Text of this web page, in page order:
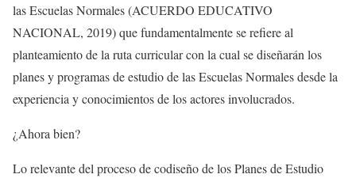
las Escuelas Normales (ACUERDO EDUCATIVO
NACIONAL, 2019) que fundamentalmente se refiere al
planteamiento de la ruta curricular con la cual se diseñarán los
planes y programas de estudio de las Escuelas Normales desde la
experiencia y conocimientos de los actores involucrados.
¿Ahora bien?
Lo relevante del proceso de codiseño de los Planes de Estudio